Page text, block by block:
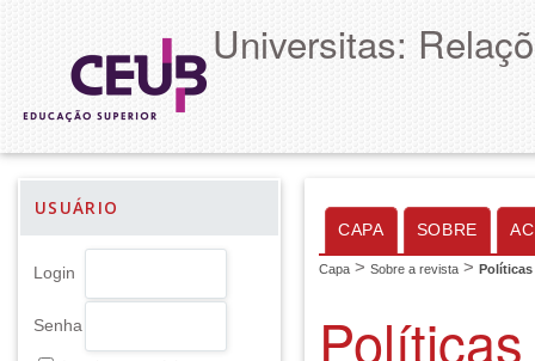
Universitas:
USUÁRIO
Login
Senha
CAPA SOBRE
Capa > Sobre a revista >